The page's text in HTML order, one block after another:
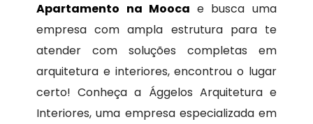
Apartamento na Mooca e busca uma
empresa com ampla estrutura para te
atender com soluções completas em
arquitetura e interiores, encontrou o lugar
certo! Conheça a Ággelos Arquitetura e
Interiores, uma empresa especializada em